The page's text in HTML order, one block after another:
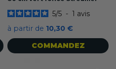
5/5 - 1 avis
à partir de 10,30 €
COMMANDEZ